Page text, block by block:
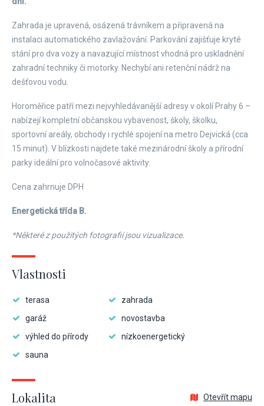
Zahrada je upravená, osázená trávníkem a připravená na
instalaci automatického zavlažování. Parkování zajišťuje kryté
stání pro dva vozy a navazující místnost vhodná pro uskladnění
zahradní techniky či motorky. Nechybí ani retenční nádrž na
dešťovou vodu.
Horoměřice patří mezi nejvyhledávanější adresy v okolí Prahy 6 –
nabízejí kompletní občanskou vybavenost, školy, školku,
sportovní areály, obchody i rychlé spojení na metro Dejvická (cca
15 minut). V blízkosti najdete také mezinárodní školy a přírodní
parky ideální pro volnočasové aktivity.
Cena zahrnuje DPH
Energetická třída B.
*Některé z použitých fotografií jsou vizualizace.
Vlastnosti
terasa
zahrada
garáž
novostavba
výhled do přírody
nízkoenergetický
sauna
Lokalita Otevřít mapu